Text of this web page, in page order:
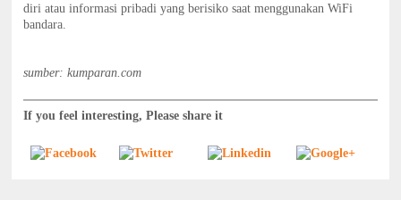
diri atau informasi pribadi yang berisiko saat menggunakan WiFi
bandara.
sumber: kumparan.com
If you feel interesting, Please share it